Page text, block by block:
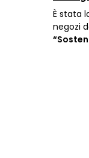
È stata
negozi